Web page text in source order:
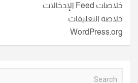
خلاصات Feed الإدخالات
خلاصة التعليقات
WordPress.org